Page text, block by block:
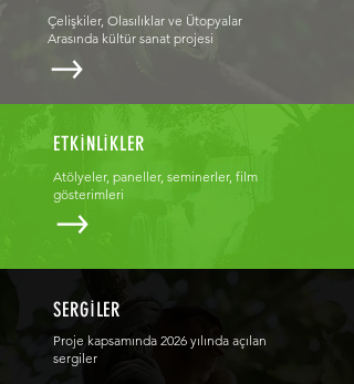
ETKİNLİKLER
Atölyeler, paneller, seminerler, film
gösterimleri
SERGİLER
Proje kapsamında 2026 yılında açılan
sergiler
Çelişkiler, Olasılıklar ve Ütopyalar
Arasında kültür sanat projesi